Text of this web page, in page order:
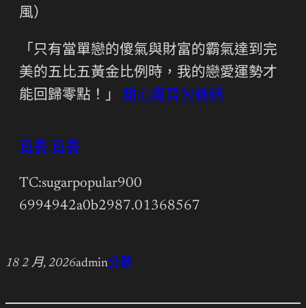
風）
「只有當單戀的傻氣與財富的霸氣達到完
美的五比五黃金比例時，我的戀愛運勢才
能回歸零點！」 甜心寶貝包養網
包養 包養
TC:sugarpopular900
6994942a0b2987.01368567
18 2 月, 2026admin分數